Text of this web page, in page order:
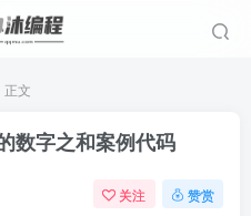
正文
数字之和案例代码
关注 赞赏